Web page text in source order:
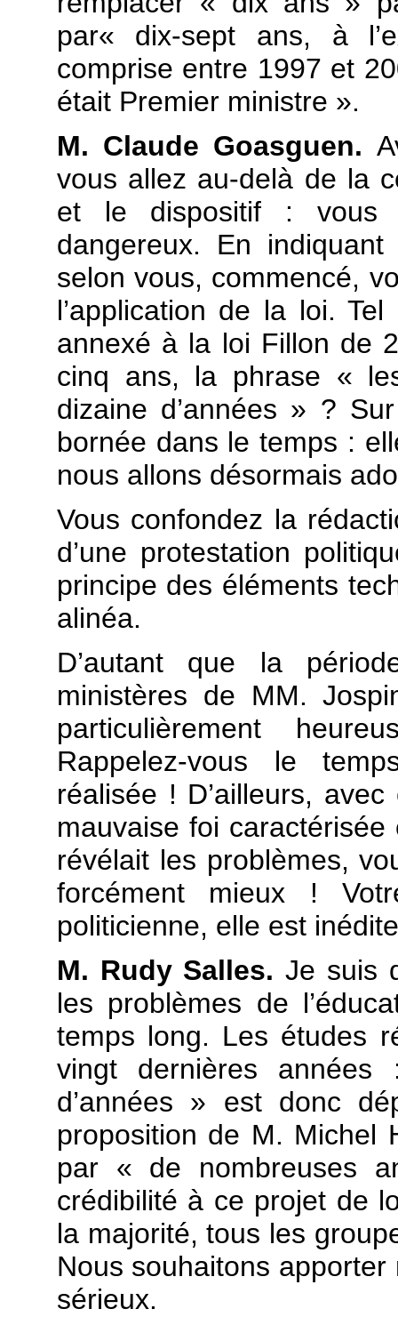
par« dix-sept ans, à
comprise entre 1997 et
était Premier ministre ».
M. Claude Goasguen.
vous allez au-delà de la
et le dispositif : vous
dangereux. En
selon vous, commencé,
l’application de la loi.
annexé à la loi Fillon de
cinq ans, la phrase «
dizaine d’années » ?
bornée dans le temps :
nous allons désormais
Vous confondez la
d’une protestation
principe des éléments
alinéa.
D’autant que la
ministères de MM.
particulièrement
Rappelez-vous le
réalisée ! D’ailleurs,
mauvaise foi
révélait les problèmes,
forcément mieux !
politicienne, elle est
M. Rudy Salles. Je suis
les problèmes de
temps long. Les études
vingt dernières
d’années » est donc
proposition de M. Michel
par « de nombreuses
crédibilité à ce projet de
la majorité, tous les
Nous souhaitons
sérieux.